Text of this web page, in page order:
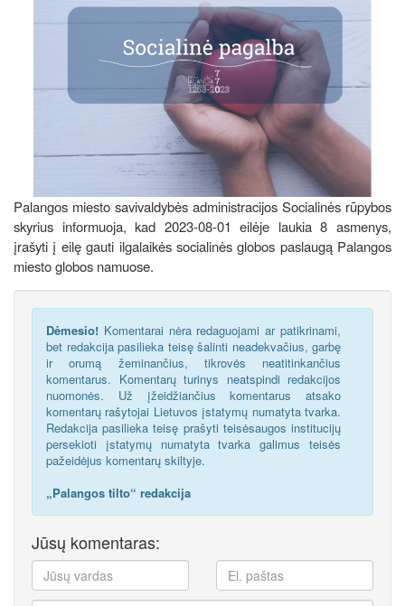
Palangos miesto savivaldybės administracijos Socialinės rūpybos
skyrius informuoja, kad 2023-08-01 eilėje laukia 8 asmenys,
įrašyti į eilę gauti ilgalaikės socialinės globos paslaugą Palangos
miesto globos namuose.
Dėmesio! Komentarai nėra redaguojami ar patikrinami,
bet redakcija pasilieka teisę šalinti neadekvačius, garbę
ir orumą žeminančius, tikrovės neatitinkančius
komentarus. Komentarų turinys neatspindi redakcijos
nuomonės. Už įžeidžiančius komentarus atsako
komentarų rašytojai Lietuvos įstatymų numatyta tvarka.
Redakcija pasilieka teisę prašyti teisėsaugos institucijų
persekioti įstatymų numatyta tvarka galimus teisės
pažeidėjus komentarų skiltyje.
„Palangos tilto“ redakcija
Jūsų komentaras: